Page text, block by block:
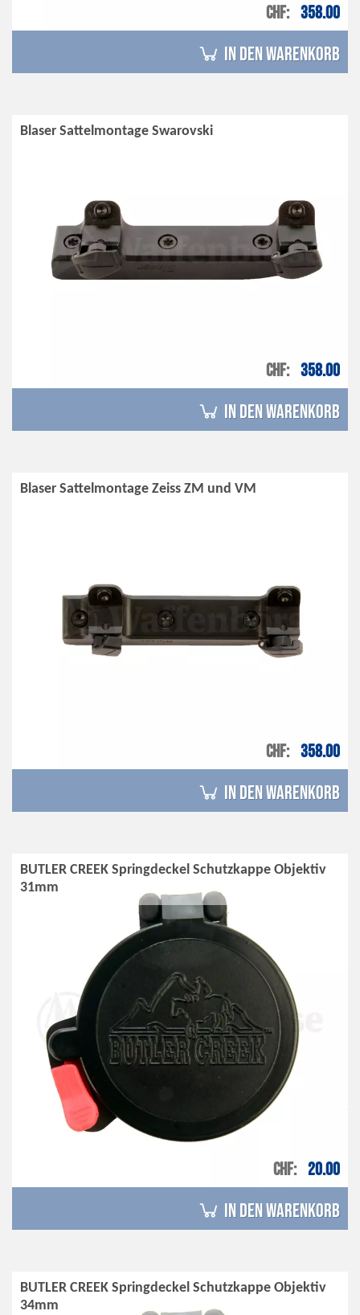
CHF 358.00
in den Warenkorb
Blaser Sattelmontage Swarovski
CHF 358.00
in den Warenkorb
Blaser Sattelmontage Zeiss ZM und VM
CHF 358.00
in den Warenkorb
BUTLER CREEK Springdeckel Schutzkappe Objektiv
31mm
CHF 20.00
in den Warenkorb
BUTLER CREEK Springdeckel Schutzkappe Objektiv
34mm